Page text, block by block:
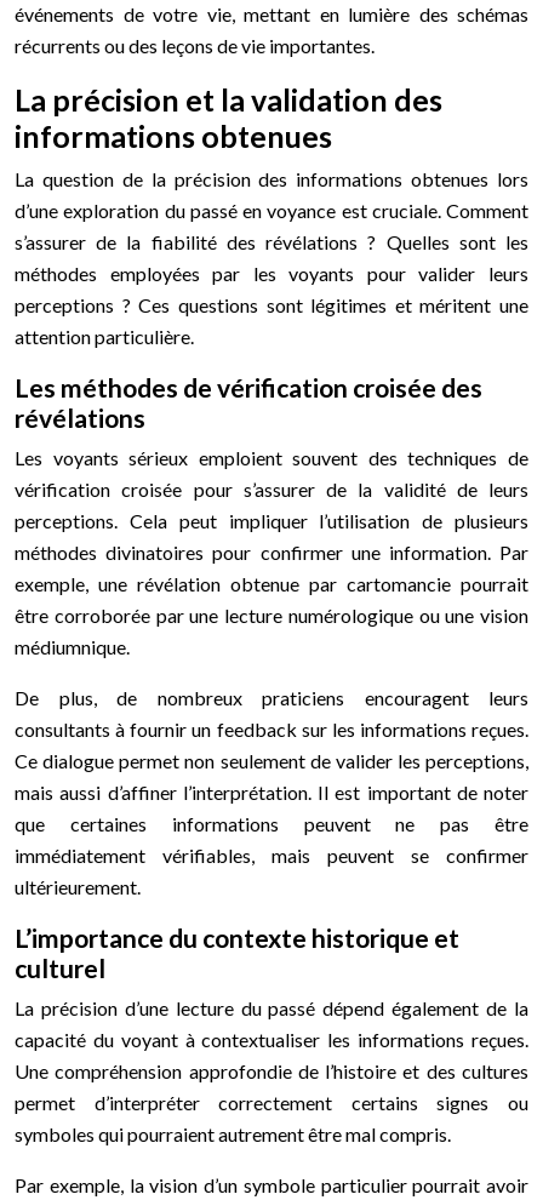
événements de votre vie, mettant en lumière des schémas
récurrents ou des leçons de vie importantes.
La précision et la validation des
informations obtenues
La question de la précision des informations obtenues lors
d’une exploration du passé en voyance est cruciale. Comment
s’assurer de la fiabilité des révélations ? Quelles sont les
méthodes employées par les voyants pour valider leurs
perceptions ? Ces questions sont légitimes et méritent une
attention particulière.
Les méthodes de vérification croisée des
révélations
Les voyants sérieux emploient souvent des techniques de
vérification croisée pour s’assurer de la validité de leurs
perceptions. Cela peut impliquer l’utilisation de plusieurs
méthodes divinatoires pour confirmer une information. Par
exemple, une révélation obtenue par cartomancie pourrait
être corroborée par une lecture numérologique ou une vision
médiumnique.
De plus, de nombreux praticiens encouragent leurs
consultants à fournir un feedback sur les informations reçues.
Ce dialogue permet non seulement de valider les perceptions,
mais aussi d’affiner l’interprétation. Il est important de noter
que certaines informations peuvent ne pas être
immédiatement vérifiables, mais peuvent se confirmer
ultérieurement.
L’importance du contexte historique et
culturel
La précision d’une lecture du passé dépend également de la
capacité du voyant à contextualiser les informations reçues.
Une compréhension approfondie de l’histoire et des cultures
permet d’interpréter correctement certains signes ou
symboles qui pourraient autrement être mal compris.
Par exemple, la vision d’un symbole particulier pourrait avoir